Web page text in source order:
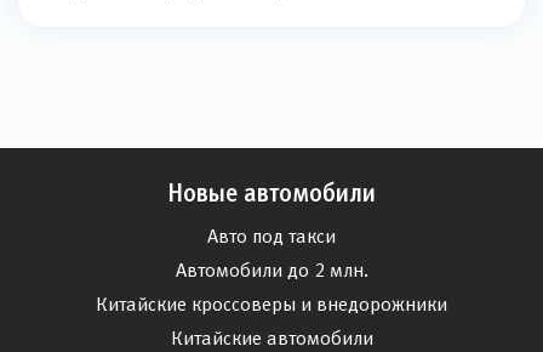
Новые автомобили
Авто под такси
Автомобили до 2 млн.
Китайские кроссоверы и внедорожники
Китайские автомобили